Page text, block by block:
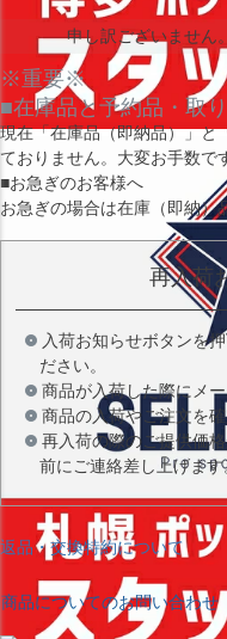
申し訳ございません
※重要※
■在庫品と予約品・取
現在「在庫品（即納品）」と
ておりません。大変お手数で
■お急ぎのお客様へ
お急ぎの場合は在庫（即納）
再入荷
入荷お知らせボタンを
ださい。
商品が入荷した際にメ
商品の入荷やご注文を
再入荷の際のご提供価
前にご連絡差し上げます
返品・交換特約について
商品についてのお問い合わせ